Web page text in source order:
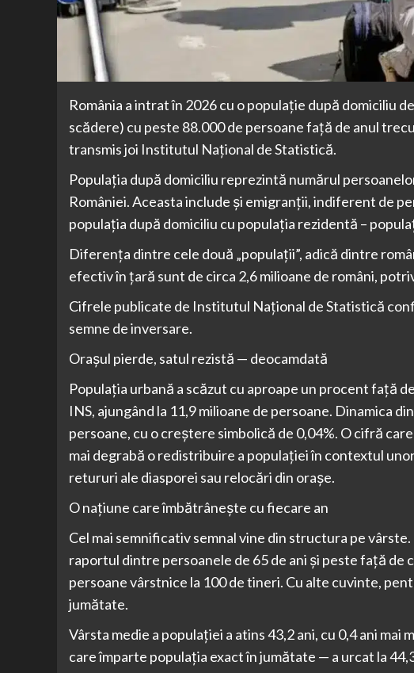
România a intrat în 2026 cu o populație după domiciliu
scădere) cu peste 88.000 de persoane față de anul
transmis joi Institutul Național de Statistică.
Populaţia după domiciliu reprezintă numărul
României. Aceasta include şi emigranţii, indiferent de
populaţia după domiciliu cu populaţia rezidentă –
Diferența dintre cele două „populații”, adică dintre
efectiv în țară sunt de circa 2,6 milioane de români,
Cifrele publicate de Institutul Național de Statistică
semne de inversare.
Orașul pierde, satul rezistă — deocamdată
Populația urbană a scăzut cu aproape un procent față
INS, ajungând la 11,9 milioane de persoane. Dinamica
persoane, cu o creștere simbolică de 0,04%. O cifră
mai degrabă o redistribuire a populației în contextul
retururi ale diasporei sau relocări din orașe.
O națiune care îmbătrânește cu fiecare an
Cel mai semnificativ semnal vine din structura pe
raportul dintre persoanele de 65 de ani și peste față de
persoane vârstnice la 100 de tineri. Cu alte cuvinte,
jumătate.
Vârsta medie a populației a atins 43,2 ani, cu 0,4 ani
care împarte populația exact în jumătate — a urcat la